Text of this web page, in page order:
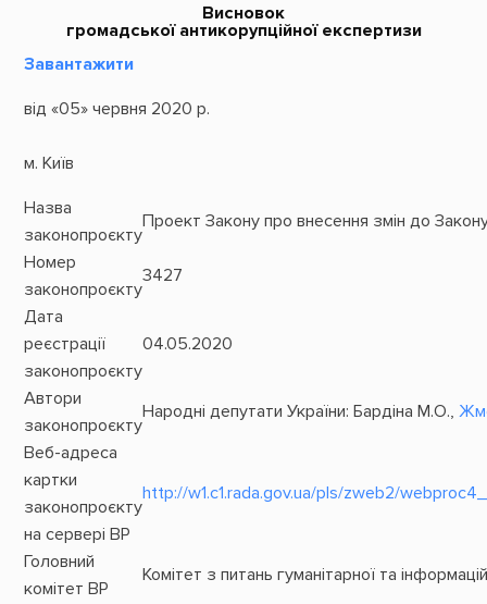
Висновок
громадської антикорупційної експертизи
Завантажити
від «05» червня 2020 р.
м. Київ
Назва
законопроєкту
Проект Закону про внесення змін до
Номер
законопроєкту
3427
Дата
реєстрації
законопроєкту
04.05.2020
Автори
законопроєкту
Народні депутати України: Бардіна М.О.,
Веб-адреса
картки
законопроєкту
на сервері ВР
http://w1.c1.rada.gov.ua/pls/zweb2/
Головний
комітет ВР
Комітет з питань гуманітарної та